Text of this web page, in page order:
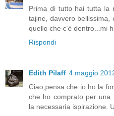
Prima di tutto hai tutta la
tajine, davvero bellissima,
quello che c'è dentro...mi
Rispondi
Edith Pilaff 4 maggio
Ciao,pensa che io ho la
che ho comprato per una
la necessaria ispirazione.